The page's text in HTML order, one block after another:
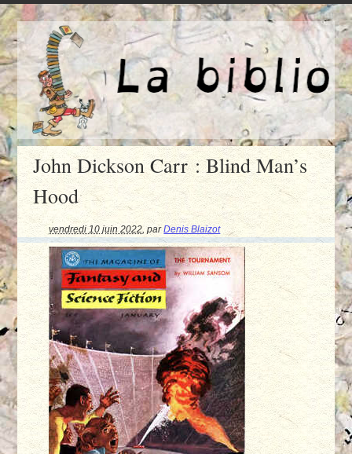
John Dickson Carr : Blind Man’s
Hood
vendredi 10 juin 2022 ,parDenis Blaizot